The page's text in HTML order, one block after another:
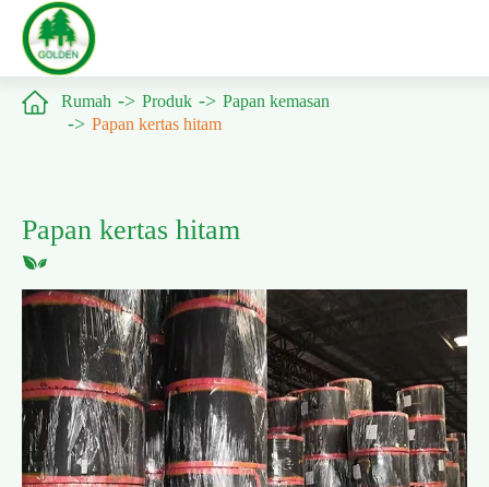
 Rumah Produk
Papan kemasan
Papan kertas hitam
Papan kertas hitam